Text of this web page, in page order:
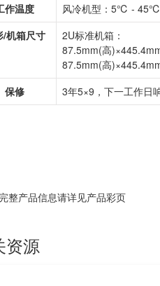
作温度
风冷机型：5℃ - 45℃
/机箱尺寸
2U标准机箱：
87.5mm(高
87.5mm(高
保修
3年5×9，下一工作日
整产品信息请详见产品彩页
资源